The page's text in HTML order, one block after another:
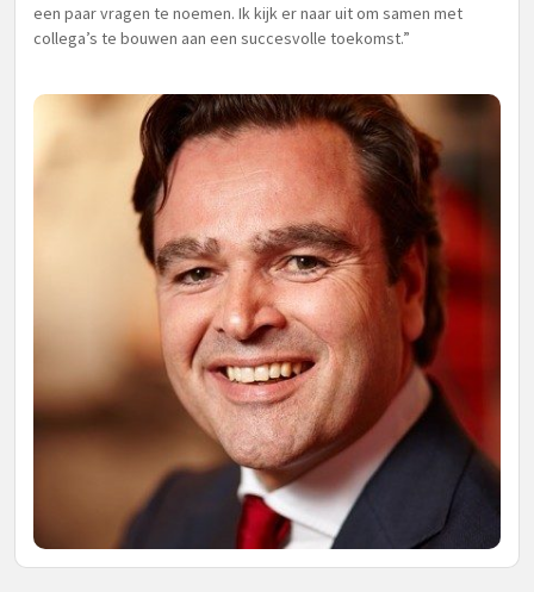
een paar vragen te noemen. Ik kijk er naar uit om samen met
collega’s te bouwen aan een succesvolle toekomst.”